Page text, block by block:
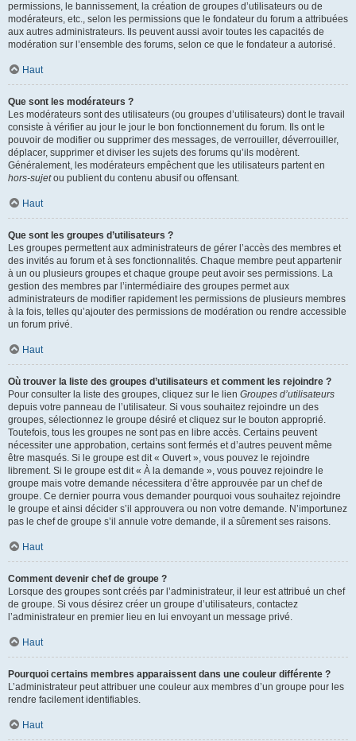
permissions, le bannissement, la création de groupes d’utilisateurs ou de
modérateurs, etc., selon les permissions que le fondateur du forum a attribuées
aux autres administrateurs. Ils peuvent aussi avoir toutes les capacités de
modération sur l’ensemble des forums, selon ce que le fondateur a autorisé.
Haut
Que sont les modérateurs ?
Les modérateurs sont des utilisateurs (ou groupes d’utilisateurs) dont le travail
consiste à vérifier au jour le jour le bon fonctionnement du forum. Ils ont le
pouvoir de modifier ou supprimer des messages, de verrouiller, déverrouiller,
déplacer, supprimer et diviser les sujets des forums qu’ils modèrent.
Généralement, les modérateurs empêchent que les utilisateurs partent en
hors-sujetou publient du contenu abusif ou offensant.
Haut
Que sont les groupes d’utilisateurs ?
Les groupes permettent aux administrateurs de gérer l’accès des membres et
des invités au forum et à ses fonctionnalités. Chaque membre peut appartenir
à un ou plusieurs groupes et chaque groupe peut avoir ses permissions. La
gestion des membres par l’intermédiaire des groupes permet aux
administrateurs de modifier rapidement les permissions de plusieurs membres
à la fois, telles qu’ajouter des permissions de modération ou rendre accessible
un forum privé.
Haut
Où trouver la liste des groupes d’utilisateurs et comment les rejoindre ?
Pour consulter la liste des groupes, cliquez sur le lien Groupes d’utilisateurs
depuis votre panneau de l’utilisateur. Si vous souhaitez rejoindre un des
groupes, sélectionnez le groupe désiré et cliquez sur le bouton approprié.
Toutefois, tous les groupes ne sont pas en libre accès. Certains peuvent
nécessiter une approbation, certains sont fermés et d’autres peuvent même
être masqués. Si le groupe est dit « Ouvert », vous pouvez le rejoindre
librement. Si le groupe est dit « À la demande », vous pouvez rejoindre le
groupe mais votre demande nécessitera d’être approuvée par un chef de
groupe. Ce dernier pourra vous demander pourquoi vous souhaitez rejoindre
le groupe et ainsi décider s’il approuvera ou non votre demande. N’importunez
pas le chef de groupe s’il annule votre demande, il a sûrement ses raisons.
Haut
Comment devenir chef de groupe ?
Lorsque des groupes sont créés par l’administrateur, il leur est attribué un chef
de groupe. Si vous désirez créer un groupe d’utilisateurs, contactez
l’administrateur en premier lieu en lui envoyant un message privé.
Haut
Pourquoi certains membres apparaissent dans une couleur différente ?
L’administrateur peut attribuer une couleur aux membres d’un groupe pour les
rendre facilement identifiables.
Haut